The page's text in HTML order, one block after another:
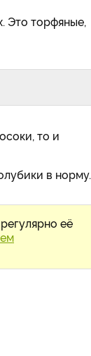
Это торфяные,
то и
в норму.
её